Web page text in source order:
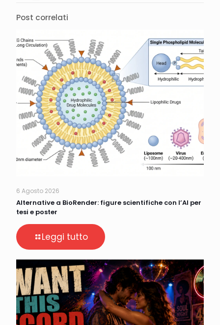
Post correlati
6 Agosto 2026
Alternative a BioRender: figure scientifiche con l’AI per
tesi e poster
Leggi tutto